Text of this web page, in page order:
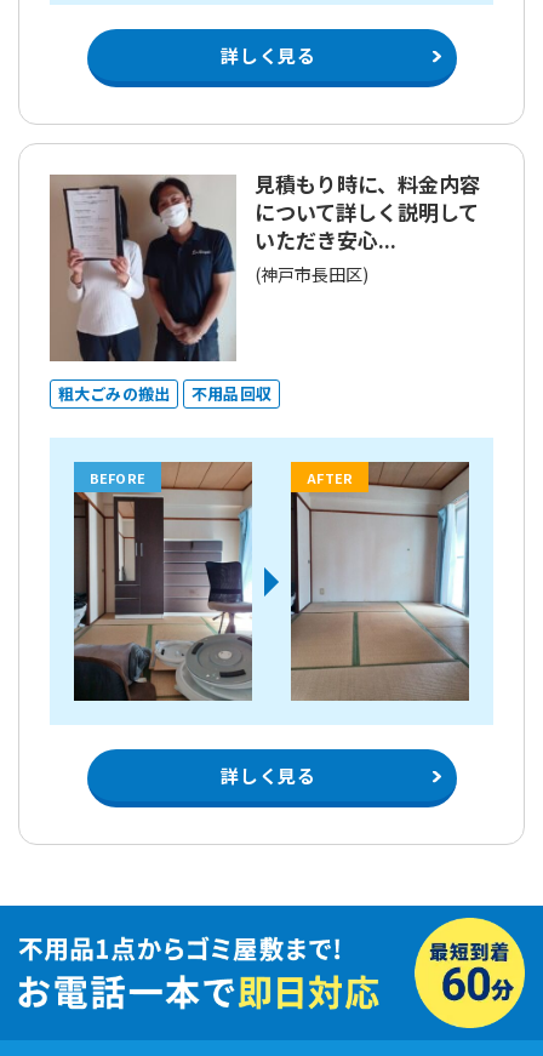
詳しく見る
見積もり時に、料金内容
について詳しく説明して
いただき安心...
(神戸市長田区)
粗大ごみの搬出 不用品回収
BEFORE AFTER
詳しく見る